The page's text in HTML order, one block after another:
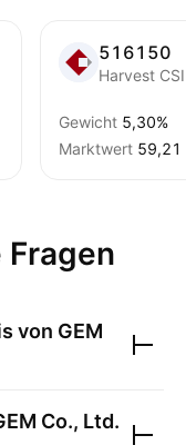
516150
Gewicht 5,30%
Marktwert ‪59,21
von GEM
Co., Ltd.